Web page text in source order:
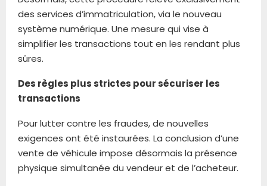
des services d’immatriculation, via le nouveau
système numérique. Une mesure qui vise à
simplifier les transactions tout en les rendant plus
sûres.
Des règles plus strictes pour sécuriser les
transactions
Pour lutter contre les fraudes, de nouvelles
exigences ont été instaurées. La conclusion d’une
vente de véhicule impose désormais la présence
physique simultanée du vendeur et de l’acheteur.